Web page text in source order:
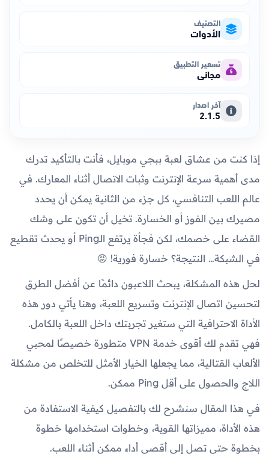
التصنيف
الأدوات
تسعير التطبيق
مجاني
آخر اصدار
2.1.5
إذا كنت من عشاق لعبة ببجي موبايل، فأنت بالتأكيد تدرك
مدى أهمية سرعة الإنترنت وثبات الاتصال أثناء المعارك. في
عالم اللعب التنافسي، كل جزء من الثانية يمكن أن يحدد
مصيرك بين الفوز أو الخسارة. تخيل أن تكون على وشك
القضاء على خصمك، لكن فجأة يرتفع الـPing أو يحدث تقطيع
في الشبكة… النتيجة؟ خسارة فورية! 😡
لحل هذه المشكلة، يبحث اللاعبون دائمًا عن أفضل الطرق
لتحسين اتصال الإنترنت وتسريع اللعبة، وهنا يأتي دور هذه
الأداة الاحترافية التي ستغير تجربتك داخل اللعبة بالكامل.
فهي تقدم لك أقوى خدمة VPN متطورة خصيصًا لمحبي
الألعاب القتالية، مما يجعلها الخيار الأمثل للتخلص من مشكلة
اللاج والحصول على أقل Ping ممكن.
في هذا المقال سنشرح لك بالتفصيل كيفية الاستفادة من
هذه الأداة، مميزاتها القوية، وخطوات استخدامها خطوة
بخطوة حتى تصل إلى أقصى أداء ممكن أثناء اللعب.